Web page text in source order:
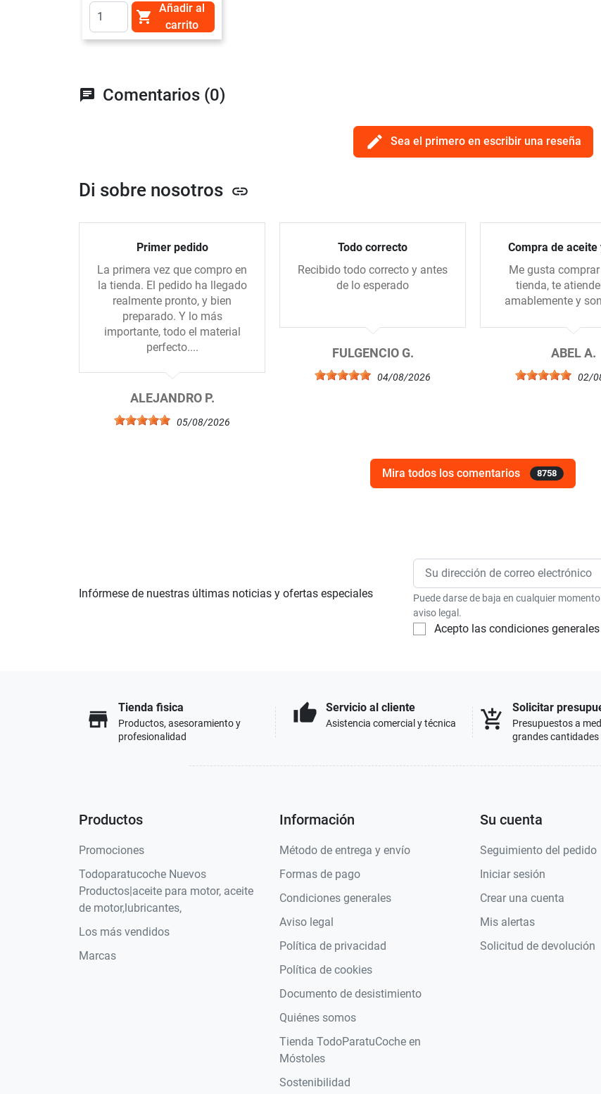

Añadir al
carrito
chat Comentarios (0)
edit Sea el primero en escribir una reseña
Di sobre nosotros link
Primer pedido
La primera vez que compro en
la tienda. El pedido ha llegado
realmente pronto, y bien
preparado. Y lo más
importante, todo el material
perfecto....
ALEJANDRO P.
05/08/2026
Todo correcto
Recibido todo correcto y antes
de lo esperado
FULGENCIO G.
04/08/2026
Compra de
Me gusta
tienda, te
amablemente y
ABEL A.
02/
Mira todos los comentarios 8758
Infórmese de nuestras últimas noticias y ofertas especiales
Puede darse de baja en cualquier
aviso legal.
Acepto las condiciones
store
Tienda fisica
Productos, asesoramiento y
profesionalidad
thumb_up Servicio al cliente
Asistencia comercial y técnica add_shopping_cart
Solicitar
Presupuestos a
grandes cantidades
Productos
Promociones
Todoparatucoche Nuevos
Productos|aceite para motor, aceite
de motor,lubricantes,
Los más vendidos
Marcas
Información
Método de entrega y envío
Formas de pago
Condiciones generales
Aviso legal
Política de privacidad
Política de cookies
Documento de desistimiento
Quiénes somos
Tienda TodoParatuCoche en
Móstoles
Sostenibilidad
Su cuenta
Seguimiento del pedido
Iniciar sesión
Crear una cuenta
Mis alertas
Solicitud de devolución